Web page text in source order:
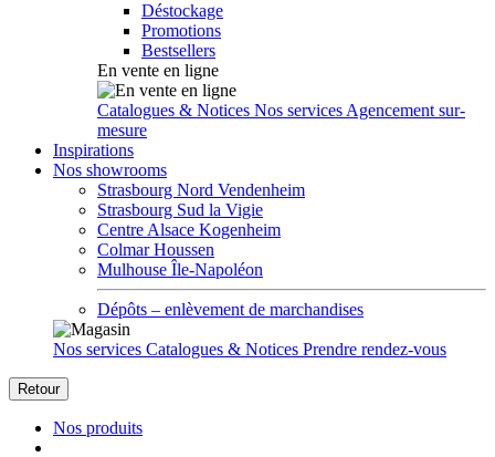
Déstockage
Promotions
Bestsellers
En vente en ligne
Catalogues & Notices Nos services Agencement sur-
mesure
Inspirations
Nos showrooms
Strasbourg Nord Vendenheim
Strasbourg Sud la Vigie
Centre Alsace Kogenheim
Colmar Houssen
Mulhouse Île-Napoléon
Dépôts – enlèvement de marchandises
Nos services Catalogues & Notices Prendre rendez-vous
Retour
Nos produits